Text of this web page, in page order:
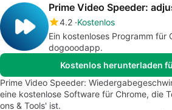
Prime Video Speeder:
4.2 Kostenlos
Ein kostenloses Programm für
dogooodapp.
Kostenlos herunterladen
Prime Video Speeder:
eine kostenlose Software für Chrome, die
ons & Tools' ist.